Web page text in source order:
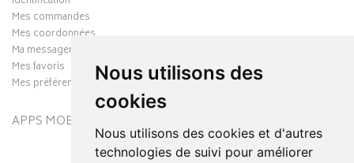
Nous utilisons des
cookies
Nous utilisons des cookies et d'autres
technologies de suivi pour améliorer
Mes commandes
Mes coordonnées
Ma messagerie
Mes favoris
Mes préférences Cookies
APPS MOBILES